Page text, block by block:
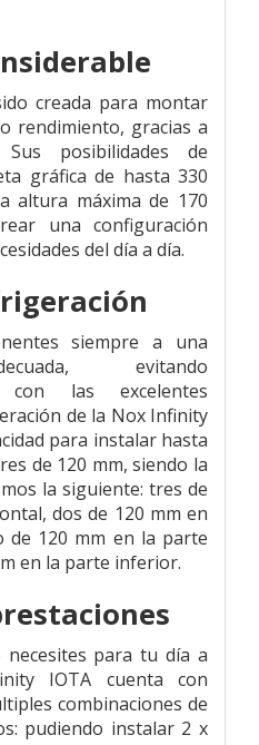
creada para montar
rendimiento, gracias a
posibilidades de
gráfica de hasta 330
altura máxima de 170
una configuración
del día a día.
siempre a una
evitando
con las excelentes
de la Nox Infinity
para instalar hasta
de 120 mm, siendo la
la siguiente: tres de
dos de 120 mm en
120 mm en la parte
en la parte inferior.
para tu día a
IOTA cuenta con
combinaciones de
pudiendo instalar 2 x